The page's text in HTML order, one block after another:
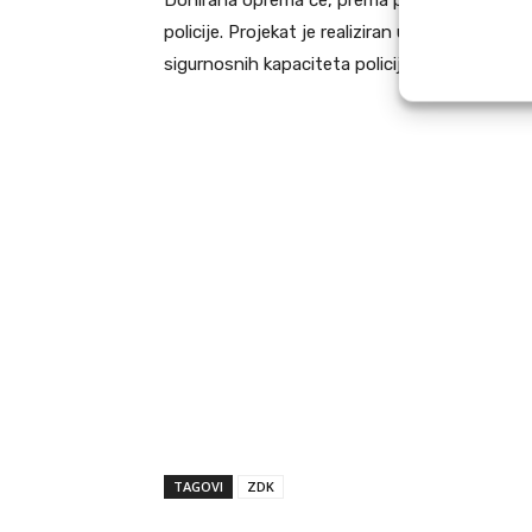
policije. Projekat je realiziran uz podršku
sigurnosnih kapaciteta policije u ZDK i cijeloj
TAGOVI ZDK